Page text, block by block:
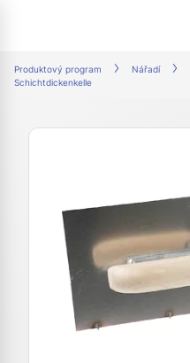
Produktový program Nářadí
Schichtdickenkelle